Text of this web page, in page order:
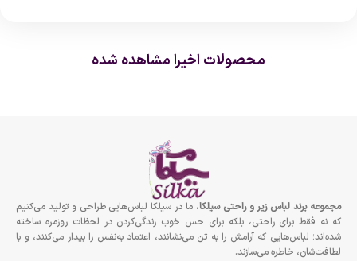
محصولات اخیرا مشاهده شده
مجموعه برند لباس زير و راحتى سيلكا، ما در سیلکا لباس‌هایی طراحی و تولید می‌کنیم
که نه فقط برای راحتی، بلکه برای حس خوب زندگی‌کردن در لحظات روزمره ساخته
شده‌اند؛ لباس‌هایی که آرامش را به تن می‌نشانند، اعتماد به‌نفس را بیدار می‌کنند، و با
لطافت‌شان، خاطره می‌سازند.